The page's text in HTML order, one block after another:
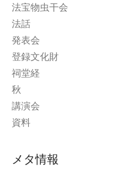
法宝物虫干会
法話
発表会
登録文化財
祠堂経
秋
講演会
資料
メタ情報